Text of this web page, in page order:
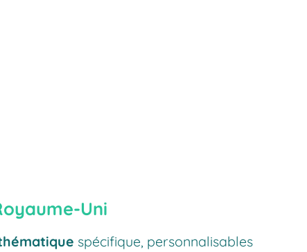
Uni
spécifique, personnalisables